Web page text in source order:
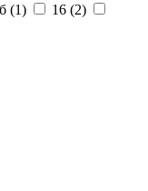
(1) 16 (2)